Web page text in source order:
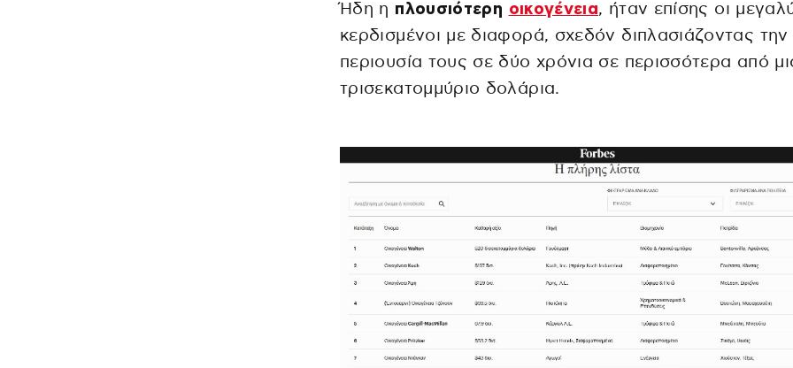
Ήδη η πλουσιότερη οικογένεια, ήταν επίσης οι
κερδισμένοι με διαφορά, σχεδόν διπλασιάζοντας την
περιουσία τους σε δύο χρόνια σε περισσότερα από
τρισεκατομμύριο δολάρια.